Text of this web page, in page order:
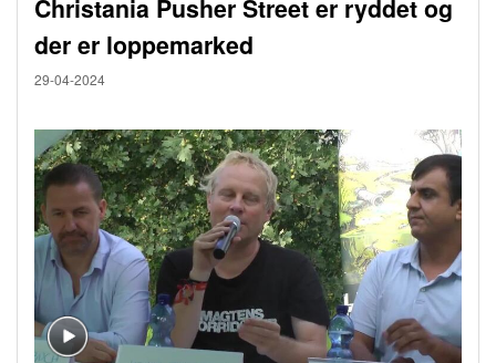
Christania Pusher Street er ryddet og
der er loppemarked
29-04-2024